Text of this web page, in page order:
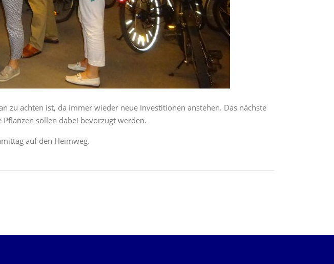
zu achten ist, da immer wieder neue Investitionen anstehen. Das nächste
sollen dabei bevorzugt werden.
auf den Heimweg.